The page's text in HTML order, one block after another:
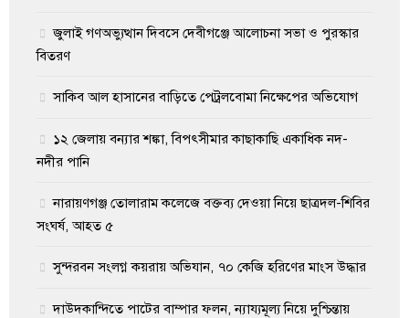
জুলাই গণঅভ্যুত্থান দিবসে দেবীগঞ্জে আলোচনা সভা ও পুরস্কার
বিতরণ
সাকিব আল হাসানের বাড়িতে পেট্রলবোমা নিক্ষেপের অভিযোগ
১২ জেলায় বন্যার শঙ্কা, বিপৎসীমার কাছাকাছি একাধিক নদ-
নদীর পানি
নারায়ণগঞ্জ তোলারাম কলেজে বক্তব্য দেওয়া নিয়ে ছাত্রদল-শিবির
সংঘর্ষ, আহত ৫
সুন্দরবন সংলগ্ন কয়রায় অভিযান, ৭০ কেজি হরিণের মাংস উদ্ধার
দাউদকান্দিতে পাটের বাম্পার ফলন, ন্যায্যমূল্য নিয়ে দুশ্চিন্তায়